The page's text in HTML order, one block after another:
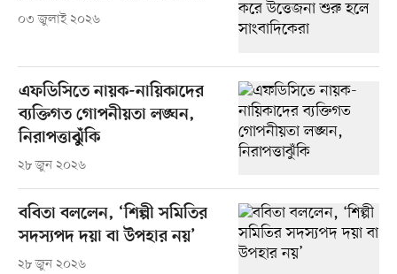
০৩ জুলাই ২০২৬
এফডিসিতে নায়ক-নায়িকাদের
ব্যক্তিগত গোপনীয়তা লঙ্ঘন,
নিরাপত্তাঝুঁকি
২৮ জুন ২০২৬
ববিতা বললেন, ‘শিল্পী সমিতির
সদস্যপদ দয়া বা উপহার নয়’
২৮ জুন ২০২৬